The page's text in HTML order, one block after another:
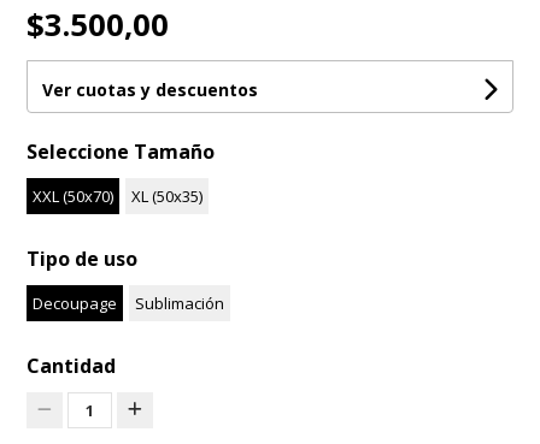
$3.500,00
Ver cuotas y descuentos
Seleccione Tamaño
XXL (50x70) XL (50x35)
Tipo de uso
Decoupage Sublimación
Cantidad
1